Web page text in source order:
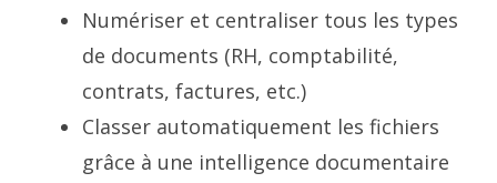
Numériser et centraliser tous les types
de documents (RH, comptabilité,
contrats, factures, etc.)
Classer automatiquement les fichiers
grâce à une intelligence documentaire